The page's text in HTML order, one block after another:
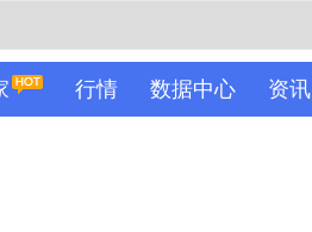
行情 数据中心 资讯